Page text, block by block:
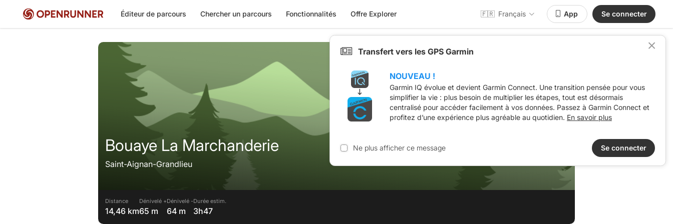
Éditeur de parcours Chercher un parcours Fonctionnalités Offre Explorer 🇫🇷 Français App Se connecter
Bouaye La Marchanderie
Saint-Aignan-Grandlieu
Distance
14,46 km
Dénivelé +
65 m
Dénivelé -
64 m
Durée estim.
3h47
Transfert vers les GPS Garmin
NOUVEAU !
Garmin IQ évolue et devient Garmin Connect. Une transition pensée pour vous
simplifier la vie : plus besoin de multiplier les étapes, tout est désormais
centralisé pour accéder facilement à vos données. Passez à Garmin Connect et
profitez d’une expérience plus agréable au quotidien. En savoir plus
Ne plus afficher ce message Se connecter